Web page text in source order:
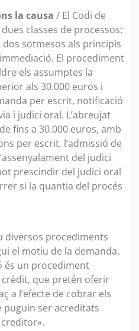
la causa / El Codi de
classes de processos:
dos sotmesos als principis
El procediment
els assumptes la
als 30.000 euros i
per escrit, notificació
i judici oral. L’abreujat
fins a 30.000 euros, amb
per escrit, l’admissió de
del judici
prescindir del judici oral
si la quantia del procés
diversos procediments
el motiu de la demanda.
és un procediment
que pretén oferir
a l’efecte de cobrar els
ser acreditats